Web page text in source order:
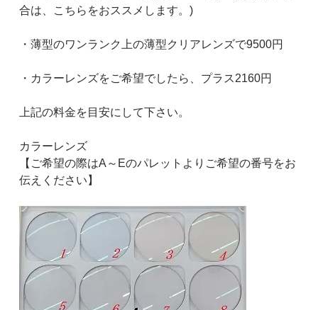
合は、こちらをおススメします。)
・薄型のワンランク上の薄型クリアレンズで9500円
・カラーレンズをご希望でしたら、プラス2160円
上記の料金を目安にして下さい。
カラーレンズ
【ご希望の際はA～Eのパレットよりご希望の番号をお
伝えください】